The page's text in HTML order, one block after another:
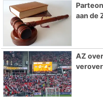
aan de
AZ